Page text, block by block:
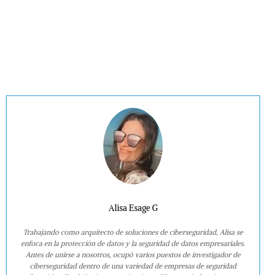
Alisa Esage G
Trabajando como arquitecto de soluciones de ciberseguridad, Alisa se
enfoca en la protección de datos y la seguridad de datos empresariales.
Antes de unirse a nosotros, ocupó varios puestos de investigador de
ciberseguridad dentro de una variedad de empresas de seguridad